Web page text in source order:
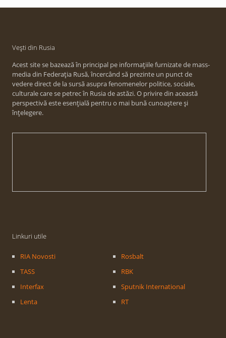
Vești din Rusia
Acest site se bazează în principal pe informațiile furnizate de mass-
media din Federația Rusă, încercând să prezinte un punct de
vedere direct de la sursă asupra fenomenelor politice, sociale,
culturale care se petrec în Rusia de astăzi. O privire din această
perspectivă este esențială pentru o mai bună cunoaștere și
înțelegere.
Linkuri utile
RIA Novosti
TASS
Interfax
Lenta
Rosbalt
RBK
Sputnik International
RT